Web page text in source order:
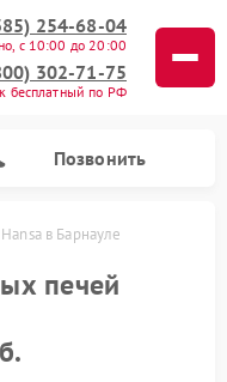
254-68-04
с 10:00 до 20:00
302-71-75
бесплатный по РФ
Позвонить
в Барнауле
печей